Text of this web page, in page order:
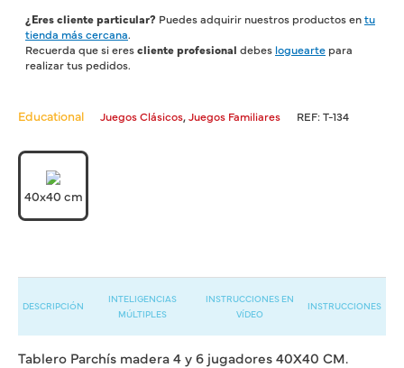
¿Eres cliente particular? Puedes adquirir nuestros productos entu
tienda más cercana.
Recuerda que si erescliente profesional debes loguearte para
realizar tus pedidos.
Educational Juegos Clásicos,Juegos Familiares REF:T-134
40x40 cm
DESCRIPCIÓN
INTELIGENCIAS
MÚLTIPLES
INSTRUCCIONES EN
VÍDEO
INSTRUCCIONES
Tablero Parchís madera 4 y 6 jugadores 40X40 CM.